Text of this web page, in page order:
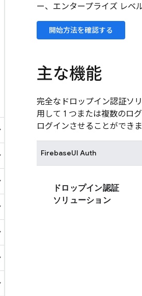
ー、エンタープライズ レベ
開始方法を確認する
主な機能
完全なドロップイン認証ソ
用して 1 つまたは複数のロ
ログインさせることができま
FirebaseUI Auth
ドロップイン認証
ソリューション